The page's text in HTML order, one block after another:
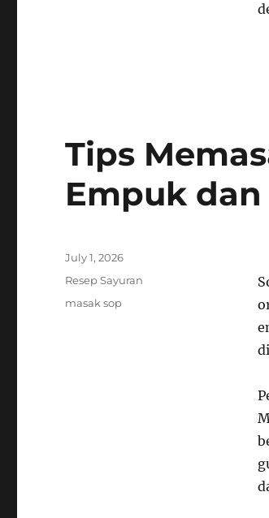
Tips
Empuk
Posted
July 1, 2026
Categories
Resep Sayuran
Tags
masak sop